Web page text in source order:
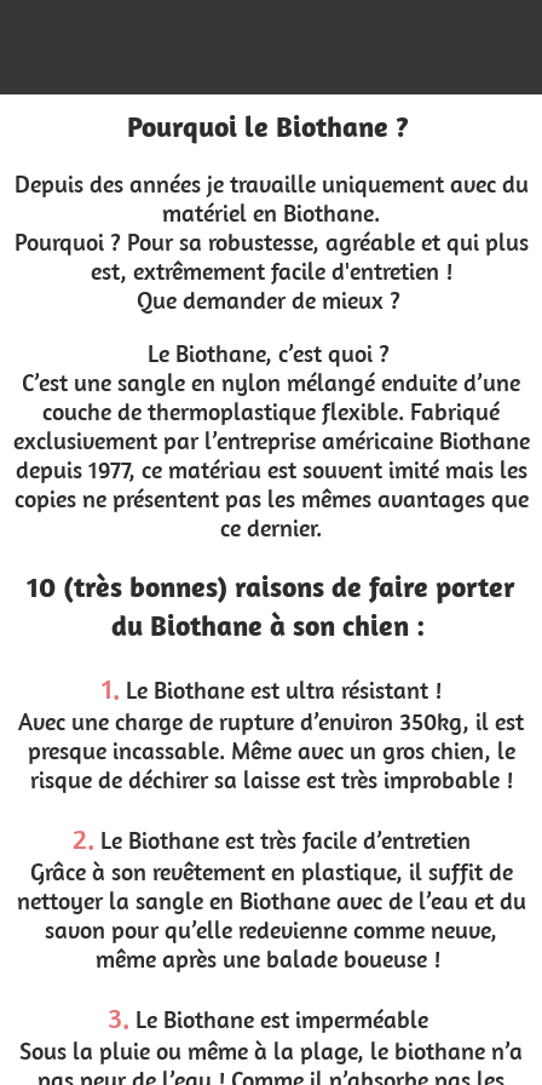
Pourquoi le Biothane ?
Depuis des années je travaille uniquement avec du
matériel en Biothane.
Pourquoi ? Pour sa robustesse, agréable et qui plus
est, extrêmement facile d'entretien !
Que demander de mieux ?
Le Biothane, c’est quoi ?
C’est une sangle en nylon mélangé enduite d’une
couche de thermoplastique flexible. Fabriqué
exclusivement par l’entreprise américaine Biothane
depuis 1977, ce matériau est souvent imité mais les
copies ne présentent pas les mêmes avantages que
ce dernier.
10 (très bonnes) raisons de faire porter
du Biothane à son chien :
1. Le Biothane est ultra résistant !
Avec une charge de rupture d’environ 350kg, il est
presque incassable. Même avec un gros chien, le
risque de déchirer sa laisse est très improbable !
2. Le Biothane est très facile d’entretien
Grâce à son revêtement en plastique, il suffit de
nettoyer la sangle en Biothane avec de l’eau et du
savon pour qu’elle redevienne comme neuve,
même après une balade boueuse !
3. Le Biothane est imperméable
Sous la pluie ou même à la plage, le biothane n’a